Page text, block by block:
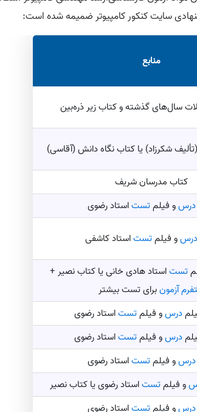
سایت کنکور کامپیوتر ضمیمه شده است:
منابع
سال‌های گذشته و کتاب زیر ذره‌بین
شکرزاد) یا کتاب نگاه دانش (آقاسی)
کتاب مدرسان شریف
درسو فیلمتستاستاد رضوی
درسو فیلمتستاستاد کاشفی
تستاستاد هادی خانی یا کتاب نصیر +
آزمونبرای تست بیشتر
درسو فیلمتستاستاد رضوی
درسو فیلمتستاستاد رضوی
درسو فیلمتستاستاد رضوی
و فیلمتستاستاد رضوی یا کتاب نصیر
درسو فیلمتستاستاد رضوی